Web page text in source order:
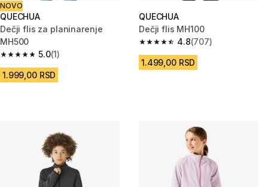
NOVO
QUECHUA
Dečji flis za planinarenje
MH500
5.0
5.0 od 5 zvezdica from 1 Recenzije
(1)
1.999,00 RSD
QUECHUA
Dečji flis MH100
4.8
4.8 od 5 zvezdica from 707
(707)
1.499,00 RSD